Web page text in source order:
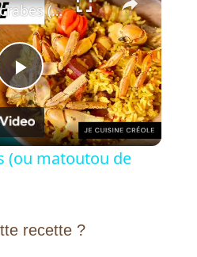
P
l
y
Matété de crabes (ou matoutou de crabes)
(ou matoutou de
recette ?